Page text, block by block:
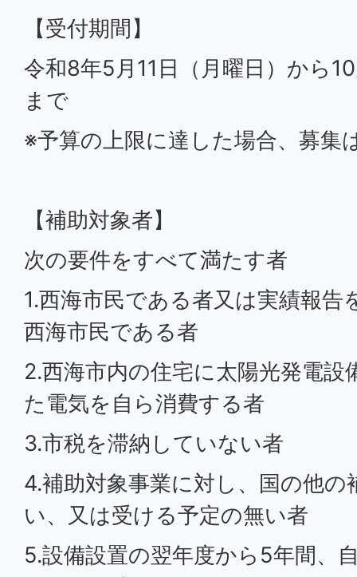
【受付期間】
令和8年5月11日（月曜日）から
まで
※予算の上限に達した場合、募集
【補助対象者】
次の要件をすべて満たす者
1.西海市民である者又は実績報告
西海市民である者
2.西海市内の住宅に太陽光発電設
た電気を自ら消費する者
3.市税を滞納していない者
4.補助対象事業に対し、国の他
い、又は受ける予定の無い者
5.設備設置の翌年度から5年間、